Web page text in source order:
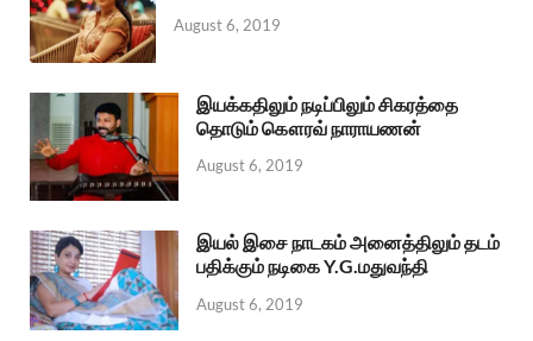
August 6, 2019
இயக்கதிலும் நடிப்பிலும் சிகரத்தை
தொடும் கௌரவ் நாராயணன்
August 6, 2019
இயல் இசை நாடகம் அனைத்திலும் தடம்
பதிக்கும் நடிகை Y.G.மதுவந்தி
August 6, 2019